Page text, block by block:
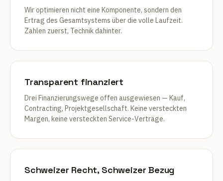
Wir optimieren nicht eine Komponente, sondern den
Ertrag des Gesamtsystems über die volle Laufzeit.
Zahlen zuerst, Technik dahinter.
Transparent finanziert
Drei Finanzierungswege offen ausgewiesen — Kauf,
Contracting, Projektgesellschaft. Keine versteckten
Margen, keine versteckten Service-Verträge.
Schweizer Recht, Schweizer Bezug